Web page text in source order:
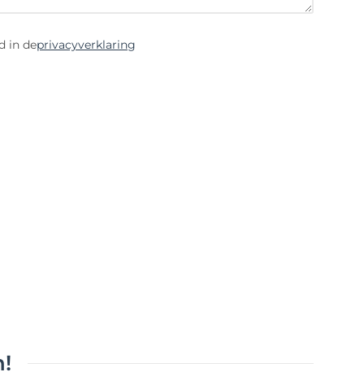
in deprivacyverklaring